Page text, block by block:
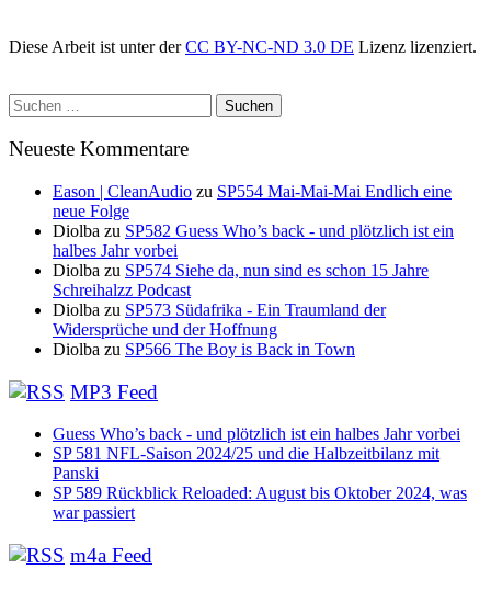
Diese Arbeit ist unter derCC BY-NC-ND 3.0 DE Lizenz lizenziert.
Suchen
nach:
Neueste Kommentare
Eason | CleanAudio zu SP554 Mai-Mai-Mai Endlich eine
neue Folge
Diolba zu SP582 Guess Who’s back - und plötzlich ist ein
halbes Jahr vorbei
Diolba zu SP574 Siehe da, nun sind es schon 15 Jahre
Schreihalzz Podcast
Diolba zu SP573 Südafrika - Ein Traumland der
Widersprüche und der Hoffnung
Diolba zu SP566 The Boy is Back in Town
MP3 Feed
Guess Who’s back - und plötzlich ist ein halbes Jahr vorbei
SP 581 NFL-Saison 2024/25 und die Halbzeitbilanz mit
Panski
SP 589 Rückblick Reloaded: August bis Oktober 2024, was
war passiert
m4a Feed